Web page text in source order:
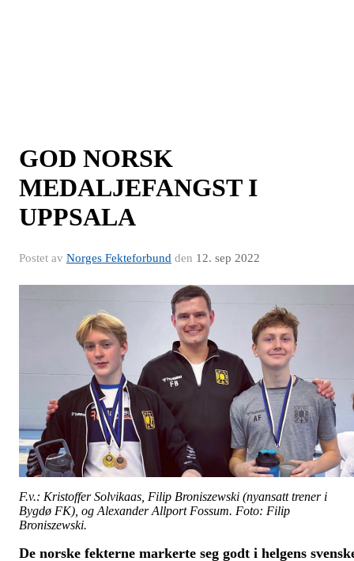
GOD NORSK
MEDALJEFANGST I
UPPSALA
Postet av Norges Fekteforbund den 12. sep 2022
F.v.: Kristoffer Solvikaas, Filip Broniszewski (nyansatt trener i
Bygdø FK), og Alexander Allport Fossum. Foto: Filip
Broniszewski.
De norske fekterne markerte seg godt i helgens